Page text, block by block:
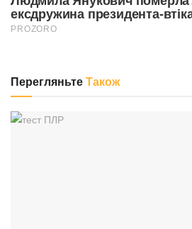
ПерегляньтеТакож